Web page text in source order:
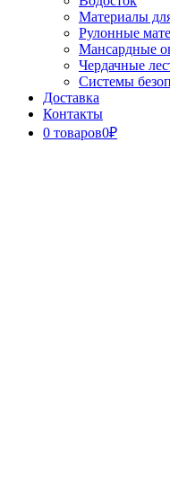
Материалы
Рулонные
Мансардные
Чердачные
Системы
Доставка
Контакты
0 товаров0₽